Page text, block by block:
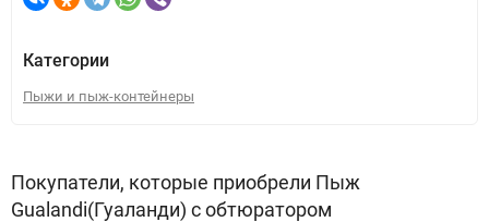
Категории
Пыжи и пыж-контейнеры
Покупатели, которые приобрели Пыж
Gualandi(Гуаланди) с обтюратором